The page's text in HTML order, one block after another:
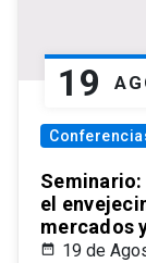
19
Seminario:
el
mercados
19 de